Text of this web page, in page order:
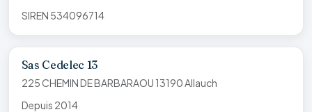
SIREN 534096714
Sas Cedelec 13
225 CHEMIN DE BARBARAOU 13190 Allauch
Depuis 2014